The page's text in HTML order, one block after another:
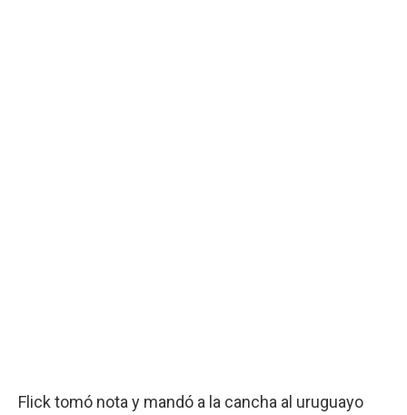
Flick tomó nota y mandó a la cancha al uruguayo